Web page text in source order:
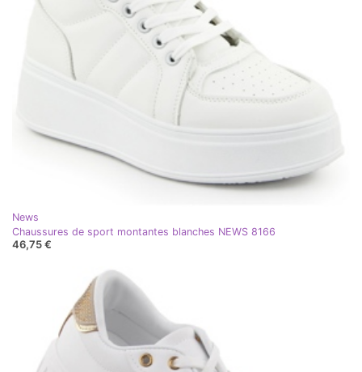
News
Chaussures de sport montantes blanches NEWS 8166
46,75 €